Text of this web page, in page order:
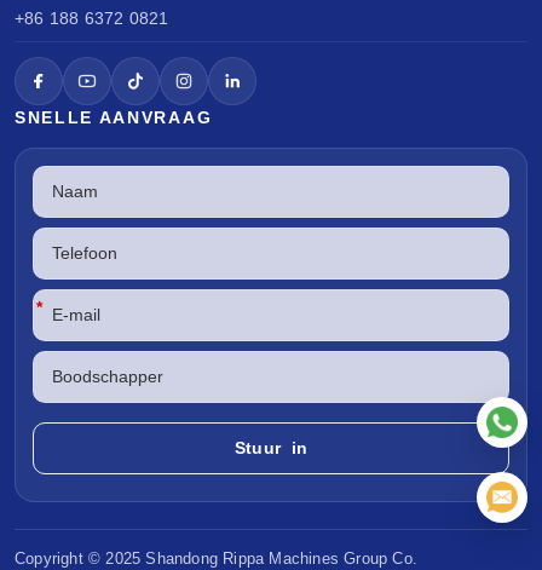
+86 188 6372 0821
SNELLE AANVRAAG
*
Copyright © 2025 Shandong Rippa Machines Group Co.